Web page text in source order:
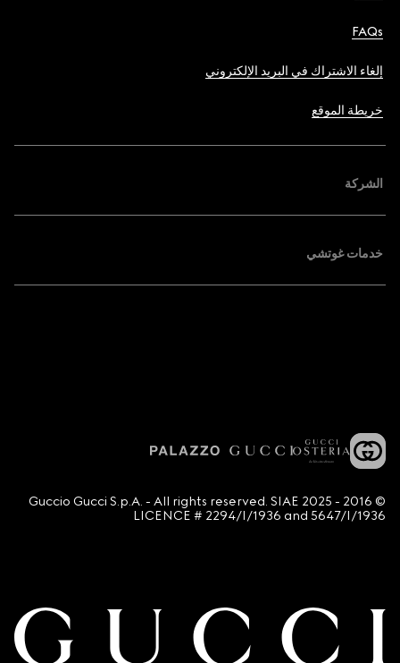
FAQs
إلغاء الاشتراك في البريد الإلكتروني
خريطة الموقع
الشركة
خدمات غوتشي
© 2016 - 2025 Guccio Gucci S.p.A. - All rights reserved. SIAE
LICENCE # 2294/I/1936 and 5647/I/1936